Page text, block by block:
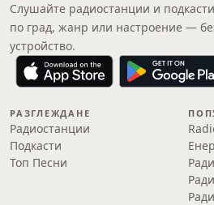
Слушайте радиостанции и
по град, жанр или настроение —
устройство.
РАЗГЛЕЖДАНЕ
Радиостанции
Подкасти
Топ Песни